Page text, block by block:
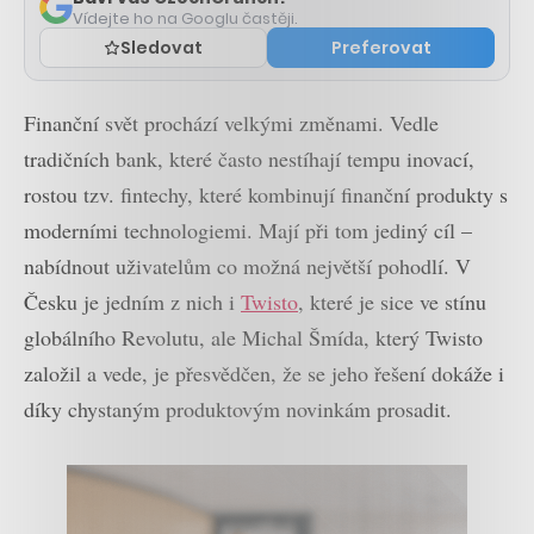
Vídejte ho na Googlu častěji.
Sledovat Preferovat
Finanční svět prochází velkými změnami. Vedle
tradičních bank, které často nestíhají tempu inovací,
rostou tzv. fintechy, které kombinují finanční produkty s
moderními technologiemi. Mají při tom jediný cíl –
nabídnout uživatelům co možná největší pohodlí. V
Česku je jedním z nich i Twisto, které je sice ve stínu
globálního Revolutu, ale Michal Šmída, který Twisto
založil a vede, je přesvědčen, že se jeho řešení dokáže i
díky chystaným produktovým novinkám prosadit.